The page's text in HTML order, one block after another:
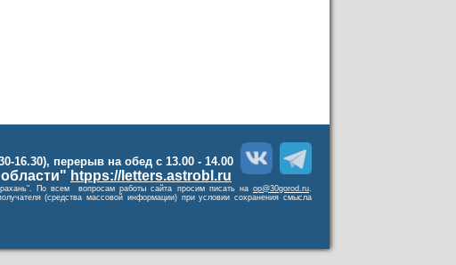
16.30), перерыв на обед с 13.00 - 14.00
htpps://letters.astrobl.ru
По всем вопросам работы сайта просим писать на op@30gorod.ru.
(средства массовой информации) при условии сохранения смысла